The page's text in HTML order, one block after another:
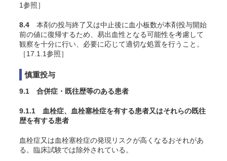
1参照］
8.4 本剤の投与終了又は中止後に血小板数が本剤投与開始
前の値に復帰するため、易出血性となる可能性を考慮して
観察を十分に行い、必要に応じて適切な処置を行うこと。
［17.1.1参照］
慎重投与
9.1 合併症・既往歴等のある患者
9.1.1 血栓症、血栓塞栓症を有する患者又はそれらの既往
歴を有する患者
血栓症又は血栓塞栓症の発現リスクが高くなるおそれがあ
る。臨床試験では除外されている。